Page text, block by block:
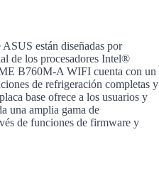
están diseñadas por
de los procesadores Intel®
B760M-A WIFI cuenta con un
de refrigeración completas y
base ofrece a los usuarios y
una amplia gama de
de funciones de firmware y